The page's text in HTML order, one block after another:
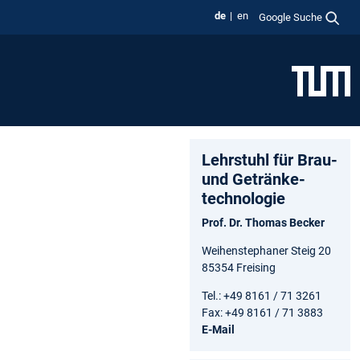
de en Google Suche
Lehrstuhl für Brau-
und Getränke­
technologie
Prof. Dr. Thomas Becker
Weihenstephaner Steig 20
85354 Freising
Tel.: +49 8161 / 71 3261
Fax: +49 8161 / 71 3883
E-Mail